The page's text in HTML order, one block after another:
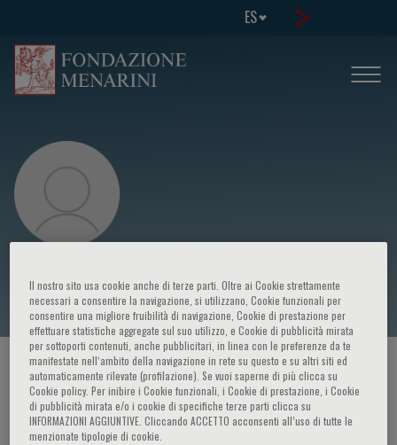
ES
K. Balakrishnan
HOME PAGE / CURSOS Y EVENTOS / ORADOR
Il nostro sito usa cookie anche di terze parti. Oltre ai Cookie strettamente
necessari a consentire la navigazione, si utilizzano, Cookie funzionali per
consentire una migliore fruibilità di navigazione, Cookie di prestazione per
effettuare statistiche aggregate sul suo utilizzo, e Cookie di pubblicità mirata
per sottoporti contenuti, anche pubblicitari, in linea con le preferenze da te
manifestate nell‘ambito della navigazione in rete su questo e su altri siti ed
automaticamente rilevate (profilazione). Se vuoi saperne di più clicca su
Cookie policy. Per inibire i Cookie funzionali, i Cookie di prestazione, i Cookie
di pubblicità mirata e/o i cookie di specifiche terze parti clicca su
INFORMAZIONI AGGIUNTIVE. Cliccando ACCETTO acconsenti all’uso di tutte le
menzionate tipologie di cookie.